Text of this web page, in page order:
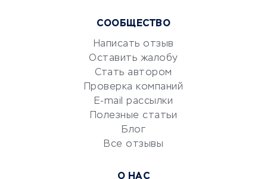
Маркетинг и продажи
Репетиторство
Красота и здоровье
Сервисы по поиску работы
Сетевой маркетинг
УСЛУГИ ДЛЯ БИЗНЕСА
СООБЩЕСТВО
Написать отзыв
Оставить жалобу
Стать автором
Проверка компаний
E-mail рассылки
Полезные статьи
Блог
Все отзывы
О НАС